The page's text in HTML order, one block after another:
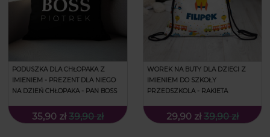
PODUSZKA DLA CHŁOPAKA Z
IMIENIEM - PREZENT DLA NIEGO
NA DZIEŃ CHŁOPAKA - PAN BOSS
35,90 zł 39,90 zł
WOREK NA BUTY DLA DZIECI Z
IMIENIEM DO SZKOŁY
PRZEDSZKOLA - RAKIETA
29,90 zł 39,90 zł